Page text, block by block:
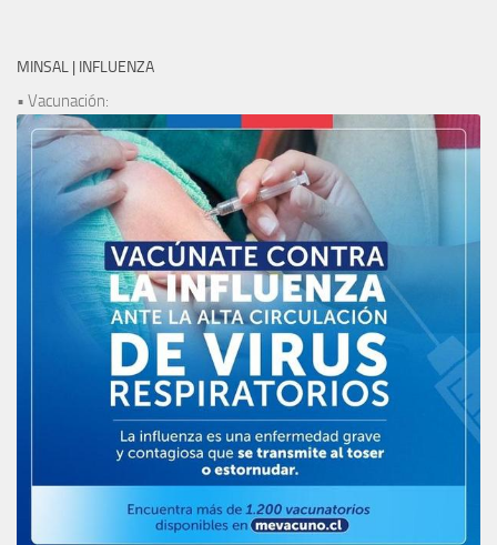
MINSAL | INFLUENZA
• Vacunación: